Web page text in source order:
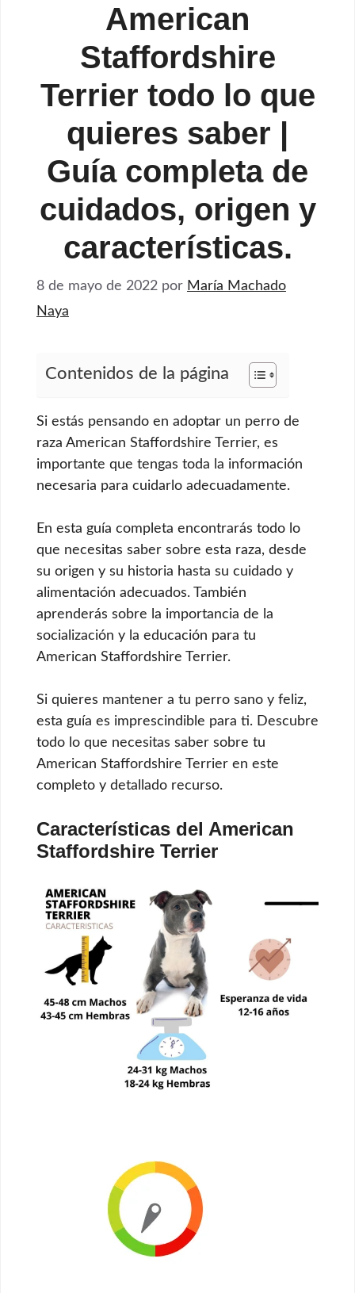
American
Staffordshire
Terrier todo lo que
quieres saber |
Guía completa de
cuidados, origen y
características.
8 de mayo de 2022 por María Machado
Naya
Contenidos de la página
Si estás pensando en adoptar un perro de
raza American Staffordshire Terrier, es
importante que tengas toda la información
necesaria para cuidarlo adecuadamente.
En esta guía completa encontrarás todo lo
que necesitas saber sobre esta raza, desde
su origen y su historia hasta su cuidado y
alimentación adecuados. También
aprenderás sobre la importancia de la
socialización y la educación para tu
American Staffordshire Terrier.
Si quieres mantener a tu perro sano y feliz,
esta guía es imprescindible para ti. Descubre
todo lo que necesitas saber sobre tu
American Staffordshire Terrier en este
completo y detallado recurso.
Características del American
Staffordshire Terrier